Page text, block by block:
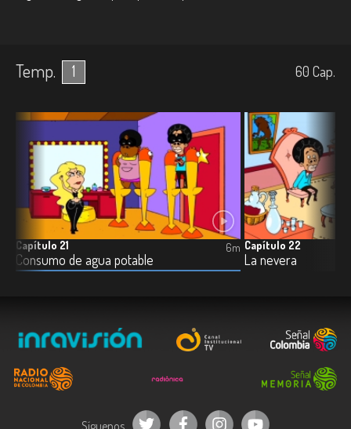
Temp. 1 60 Cap.
Capítulo 21
Consumo de agua potable
6m Capítulo 22
La nevera